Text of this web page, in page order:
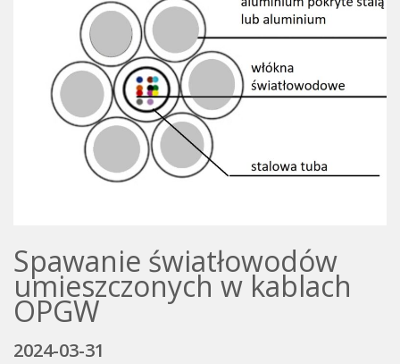
Spawanie światłowodów
umieszczonych w kablach
OPGW
2024-03-31